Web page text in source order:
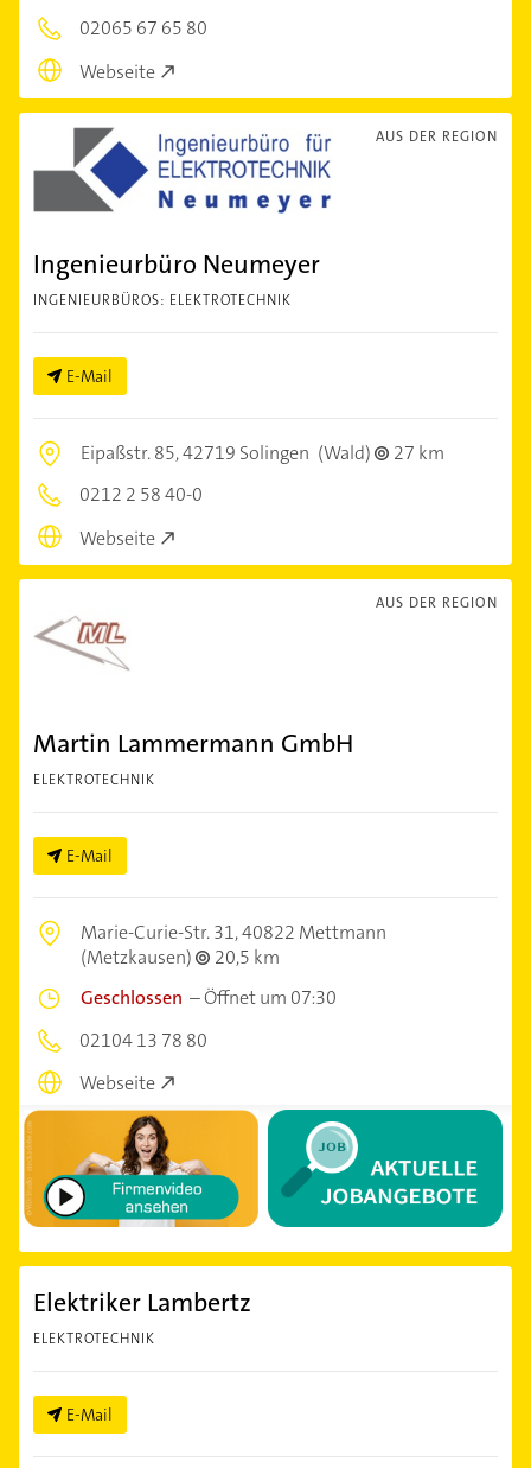
02065 67 65 80
Webseite
AUS DER REGION
Ingenieurbüro Neumeyer
INGENIEURBÜROS: ELEKTROTECHNIK
E-Mail
Eipaßstr. 85,42719 Solingen (Wald)
27 km
0212 2 58 40-0
Webseite
AUS DER REGION
Martin Lammermann GmbH
ELEKTROTECHNIK
E-Mail
Marie-Curie-Str. 31,40822 Mettmann
(Metzkausen)
20,5 km
Geschlossen –Öffnet um 07:30
02104 13 78 80
Webseite
Elektriker Lambertz
ELEKTROTECHNIK
E-Mail